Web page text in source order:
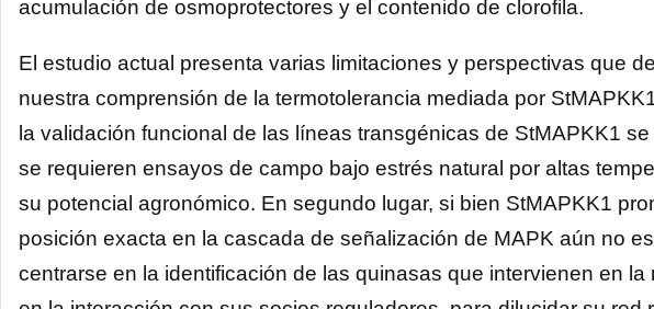
acumulación de osmoprotectores y el contenido de clorofila.
El estudio actual presenta varias limitaciones y perspectivas que
nuestra comprensión de la termotolerancia mediada por
la validación funcional de las líneas transgénicas de StMAPKK1
se requieren ensayos de campo bajo estrés natural por altas
su potencial agronómico. En segundo lugar, si bien StMAPKK1
posición exacta en la cascada de señalización de MAPK aún no
centrarse en la identificación de las quinasas que intervienen en